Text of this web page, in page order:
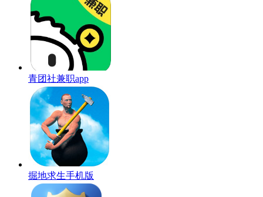
青团社兼职app
掘地求生手机版